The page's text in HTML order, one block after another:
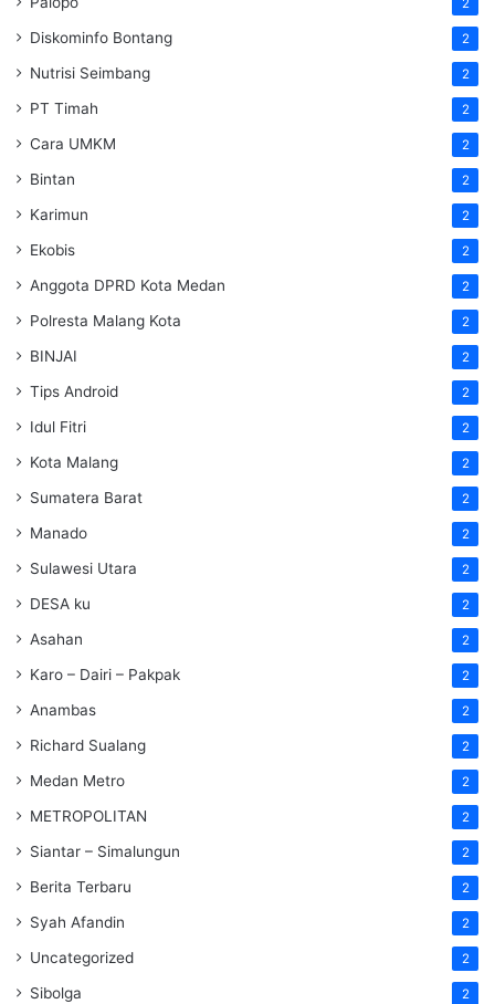
2
Diskominfo Bontang 2
Nutrisi Seimbang 2
PT Timah 2
Cara UMKM 2
Bintan 2
Karimun 2
Ekobis 2
Anggota DPRD Kota Medan 2
Polresta Malang Kota 2
BINJAI 2
Tips Android 2
Idul Fitri 2
Kota Malang 2
Sumatera Barat 2
Manado 2
Sulawesi Utara 2
DESA ku 2
Asahan 2
Karo – Dairi – Pakpak 2
Anambas 2
Richard Sualang 2
Medan Metro 2
METROPOLITAN 2
Siantar – Simalungun 2
Berita Terbaru 2
Syah Afandin 2
Uncategorized 2
Sibolga 2